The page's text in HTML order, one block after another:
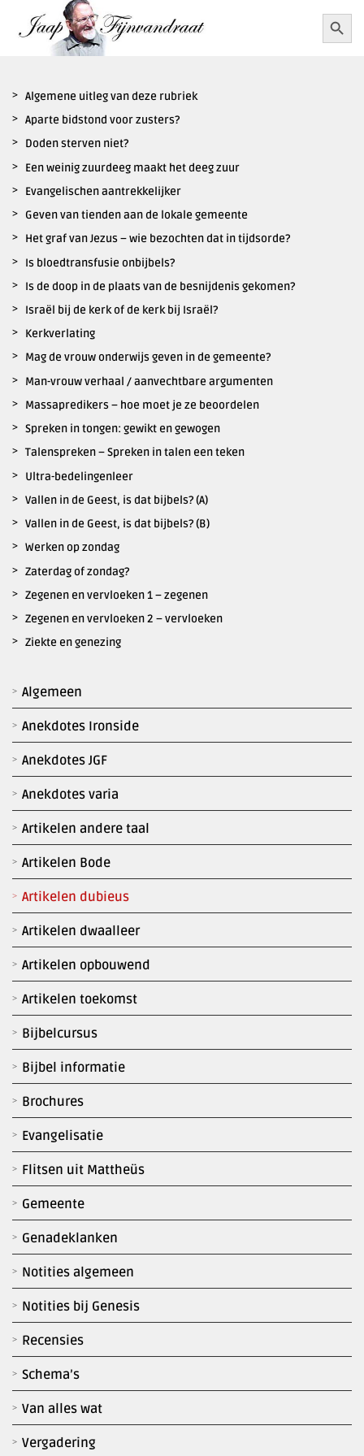
naar
Zoek
naar:
Algemeen
Anekdotes Ironside
Anekdotes JGF
Anekdotes varia
Artikelen andere taal
Artikelen Bode
Artikelen dubieus
Artikelen dwaalleer
Artikelen opbouwend
Artikelen toekomst
Bijbelcursus
Bijbel informatie
Brochures
Evangelisatie
Flitsen uit Mattheüs
Gemeente
Genadeklanken
Notities algemeen
Notities bij Genesis
Recensies
Schema’s
Van alles wat
Vergadering
Algemene uitleg van deze rubriek
Aparte bidstond voor zusters?
Doden sterven niet?
Een weinig zuurdeeg maakt het deeg zuur
Evangelischen aantrekkelijker
Geven van tienden aan de lokale gemeente
Het graf van Jezus – wie bezochten dat in tijdsorde?
Is bloedtransfusie onbijbels?
Is de doop in de plaats van de besnijdenis gekomen?
Israël bij de kerk of de kerk bij Israël?
Kerkverlating
Mag de vrouw onderwijs geven in de gemeente?
Man-vrouw verhaal / aanvechtbare argumenten
Massapredikers – hoe moet je ze beoordelen
Spreken in tongen: gewikt en gewogen
Talenspreken – Spreken in talen een teken
Ultra-bedelingenleer
Vallen in de Geest, is dat bijbels? (A)
Vallen in de Geest, is dat bijbels? (B)
Werken op zondag
Zaterdag of zondag?
Zegenen en vervloeken 1 – zegenen
Zegenen en vervloeken 2 – vervloeken
Ziekte en genezing